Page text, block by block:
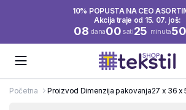
10% POPUSTA NA CEO
Akcija traje od 15. 07. još:
08 dana00 sati25 minuta50
Početna Proizvod Dimenzija pakovanja27 x 36 x